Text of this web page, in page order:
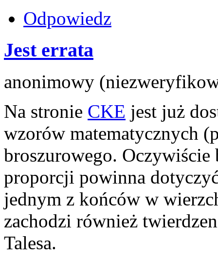
Odpowiedz
Jest errata
anonimowy
Na stronie CKE jest już
wzorów matematycznych
broszurowego. Oczywiście
proporcji powinna
jednym z końców w
zachodzi również
Talesa.